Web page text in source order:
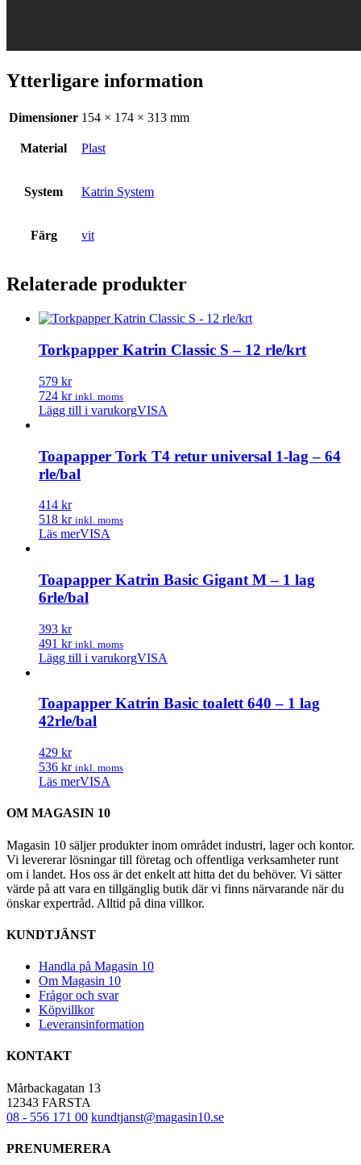
Ytterligare information
Dimensioner 154 × 174 × 313 mm
Material Plast
System Katrin System
Färg vit
Relaterade produkter
Torkpapper Katrin Classic S – 12 rle/krt
579 kr
724 kr inkl. moms
Lägg till i varukorgVISA
Toapapper Tork T4 retur universal 1-lag – 64
rle/bal
414 kr
518 kr inkl. moms
Läs merVISA
Toapapper Katrin Basic Gigant M – 1 lag
6rle/bal
393 kr
491 kr inkl. moms
Lägg till i varukorgVISA
Toapapper Katrin Basic toalett 640 – 1 lag
42rle/bal
429 kr
536 kr inkl. moms
Läs merVISA
OM MAGASIN 10
Magasin 10 säljer produkter inom området industri, lager och kontor.
Vi levererar lösningar till företag och offentliga verksamheter runt
om i landet. Hos oss är det enkelt att hitta det du behöver. Vi sätter
värde på att vara en tillgänglig butik där vi finns närvarande när du
önskar expertråd. Alltid på dina villkor.
KUNDTJÄNST
Handla på Magasin 10
Om Magasin 10
Frågor och svar
Köpvillkor
Leveransinformation
KONTAKT
Mårbackagatan 13
12343 FARSTA
08 - 556 171 00 kundtjanst@magasin10.se
PRENUMERERA